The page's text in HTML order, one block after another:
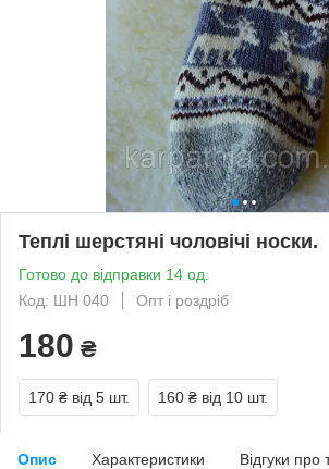
Теплі шерстяні чоловічі носки.
Готово до відправки 14 од.
Код: ШН 040
Опт і роздріб
180 ₴
170 ₴ від 5 шт. 160 ₴ від 10 шт.
Опис Характеристики Відгуки про